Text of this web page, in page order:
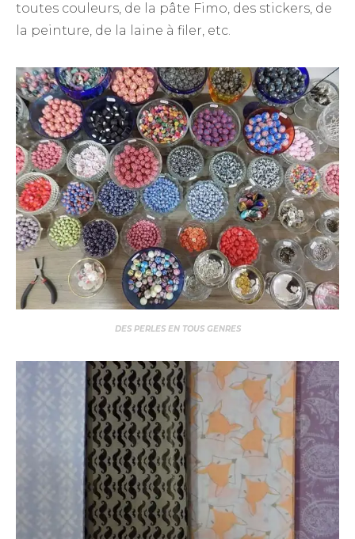
toutes couleurs, de la pâte Fimo, des stickers, de
la peinture, de la laine à filer, etc.
DES PERLES EN TOUS GENRES